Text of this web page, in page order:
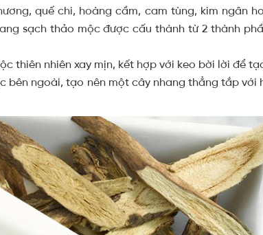
quế chi, hoàng cầm, cam tùng, kim ngân
sạch thảo mộc được cấu thành từ 2 thành
thiên nhiên xay mịn, kết hợp với keo bời lời để
bên ngoài, tạo nên một cây nhang thẳng tắp với